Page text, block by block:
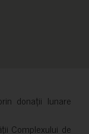
donații lunare
Complexului de